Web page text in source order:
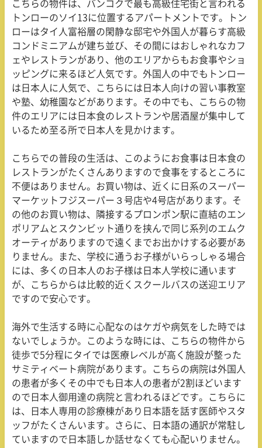
こちらの物件は、バンコクで最も高級住宅街と言われる
トンローのソイ13に位置するアパートメントです。トン
ローはタイ人富裕層の閑静な邸宅や外国人が暮らす高級
コンドミニアムが建ち並び、その間にはおしゃれなカフ
ェやレストランがあり、他のエリアからもお食事やショ
ッピングに来るほど人気です。外国人の中でもトンロー
は日本人に人気で、こちらには日本人向けの習い事教室
や塾、幼稚園などがあります。その中でも、こちらの物
件のエリアには日本食のレストランや居酒屋が集中して
いるため至る所で日本人を見かけます。
こちらでの普段の生活は、このようにお食事は日本食の
レストランがたくさんありますので食事をするところに
不便はありません。お買い物は、近くに日系のスーパー
マーケットフジスーパー３号店や4号店があります。そ
の他のお買い物は、隣接するプロンポン駅に直結のエン
ポリアムとスクンビット通りを挟んで同じ系列のエムク
オーティがありますので遠くまでお出かけする必要があ
りません。また、学校に通うお子様がいらっしゃる場合
には、多くの日本人のお子様は日本人学校に通います
が、こちらからは比較的近くスクールバスの送迎エリア
ですので安心です。
海外で生活する時に心配なのはケガや病気をした時では
ないでしょうか。このような時には、こちらの物件から
徒歩で5分程にタイでは医療レベルが高く施設が整った
サミティベート病院があります。こちらの病院は外国人
の患者が多くその中でも日本人の患者が2割ほどいます
ので日本人御用達の病院と言われるほどです。こちらに
は、日本人専用の診療棟があり日本語を話す医師やスタ
ッフがたくさんいます。さらに、日本語の通訳が常駐し
ていますので日本語しか話せなくても心配いりません。